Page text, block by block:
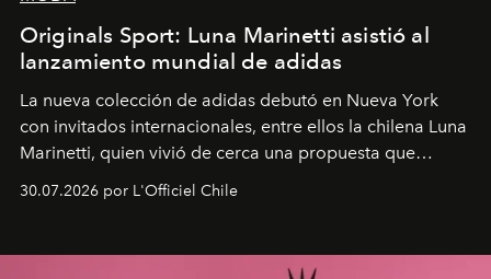
Originals Sport: Luna Marinetti asistió al
lanzamiento mundial de adidas
La nueva colección de adidas debutó en Nueva York
con invitados internacionales, entre ellos la chilena Luna
Marinetti, quien vivió de cerca una propuesta que
fusiona moda y rendimiento.
30.07.2026 por L'Officiel Chile